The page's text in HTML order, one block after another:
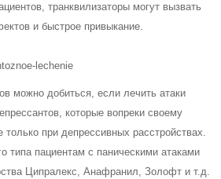
транквилизаторы могут вызвать
и быстрое привыкание.
можно добиться, если лечить атаки
которые вопреки своему
при депрессивных расстройствах.
типа пациентам с паническими атаками
Ципралекс, Анафранил, Золофт и т.д.